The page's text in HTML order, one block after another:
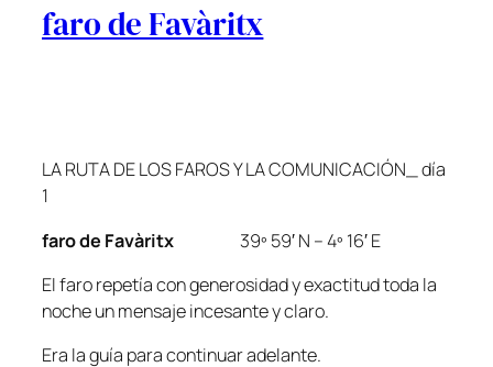
faro de Favàritx
LA RUTA DE LOS FAROS Y LA COMUNICACIÓN_ día
1
faro de Favàritx 39º 59′ N – 4º 16′ E
El faro repetía con generosidad y exactitud toda la
noche un mensaje incesante y claro.
Era la guía para continuar adelante.